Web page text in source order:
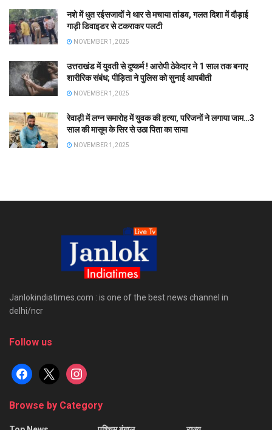
नशे में धुत रईसजादों ने थार से मचाया तांडव, गलत दिशा में दौड़ाई
गाड़ी डिवाइडर से टकराकर पलटी
NOVEMBER 1, 2025
उत्तराखंड में युवती से दुष्कर्म ! आरोपी ठेकेदार ने 1 साल तक बनाए
शारीरिक संबंध; पीड़िता ने पुलिस को सुनाई आपबीती
NOVEMBER 1, 2025
रेवाड़ी में लग्न समारोह में युवक की हत्या, परिजनों ने लगाया जाम…3
साल की मासूम के सिर से उठा पिता का साया
NOVEMBER 1, 2025
Janlokindiatimes.com : is one of the best news channel in
delhi/ncr
Follow us
facebook
x instagram
Browse by Category